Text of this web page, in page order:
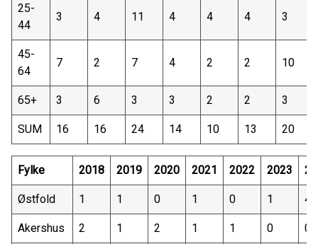
25-
44
3 4 11 4 4 4 3
45-
64
7 2 7 4 2 2 10
65+ 3 6 3 3 2 2 3
SUM 16 16 24 14 10 13 20
Fylke 2018 2019 2020 2021 2022 2023
Østfold 1 1 0 1 0 1 4
Akershus 2 1 2 1 1 0 0